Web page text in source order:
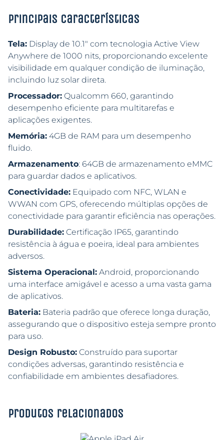
Principais características
Tela: Display de 10.1″ com tecnologia Active View
Anywhere de 1000 nits, proporcionando excelente
visibilidade em qualquer condição de iluminação,
incluindo luz solar direta.
Processador: Qualcomm 660, garantindo
desempenho eficiente para multitarefas e
aplicações exigentes.
Memória: 4GB de RAM para um desempenho
fluido.
Armazenamento: 64GB de armazenamento eMMC
para guardar dados e aplicativos.
Conectividade: Equipado com NFC, WLAN e
WWAN com GPS, oferecendo múltiplas opções de
conectividade para garantir eficiência nas operações.
Durabilidade: Certificação IP65, garantindo
resistência à água e poeira, ideal para ambientes
adversos.
Sistema Operacional: Android, proporcionando
uma interface amigável e acesso a uma vasta gama
de aplicativos.
Bateria: Bateria padrão que oferece longa duração,
assegurando que o dispositivo esteja sempre pronto
para uso.
Design Robusto: Construído para suportar
condições adversas, garantindo resistência e
confiabilidade em ambientes desafiadores.
Produtos relacionados